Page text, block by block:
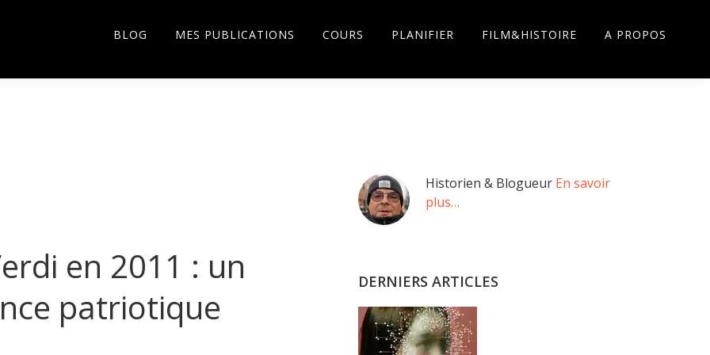
BLOG MES PUBLICATIONS COURS PLANIFIER FILM&HISTOIRE A PROPOS
en 2011 : un
patriotique
Barre
latérale
Historien & Blogueur En savoir
plus…
DERNIERS ARTICLES